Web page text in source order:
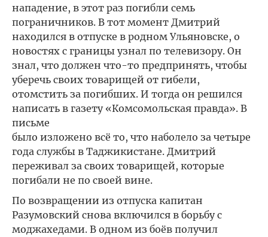
нападение, в этот раз погибли семь
пограничников. В тот момент Дмитрий
находился в отпуске в родном Ульяновске, о
новостях с границы узнал по телевизору. Он
знал, что должен что-то предпринять, чтобы
уберечь своих товарищей от гибели,
отомстить за погибших. И тогда он решился
написать в газету «Комсомольская правда». В
письме
было изложено всё то, что наболело за четыре
года службы в Таджикистане. Дмитрий
переживал за своих товарищей, которые
погибали не по своей вине.
По возвращении из отпуска капитан
Разумовский снова включился в борьбу с
моджахедами. В одном из боёв получил